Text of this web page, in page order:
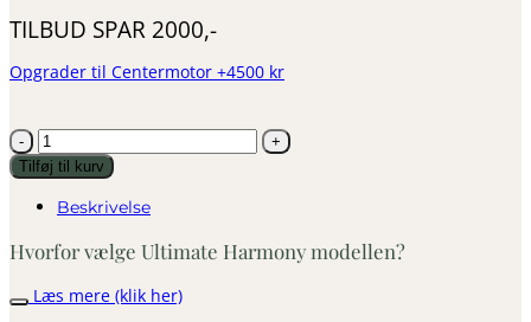
TILBUD SPAR 2000,-
Opgrader til Centermotor +4500 kr
El
Ladcykel
-
Ultimate
antal
Tilføj til kurv
Beskrivelse
Hvorfor vælge Ultimate Harmony modellen?
Læs mere (klik her)